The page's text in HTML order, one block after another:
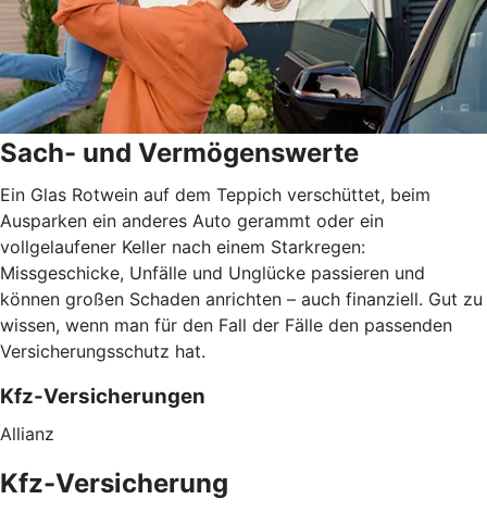
Sach- und Vermögenswerte
Ein Glas Rotwein auf dem Teppich verschüttet, beim
Ausparken ein anderes Auto gerammt oder ein
vollgelaufener Keller nach einem Starkregen:
Missgeschicke, Unfälle und Unglücke passieren und
können großen Schaden anrichten – auch finanziell. Gut zu
wissen, wenn man für den Fall der Fälle den passenden
Versicherungsschutz hat.
Kfz-Versicherungen
Allianz
Kfz-Versicherung